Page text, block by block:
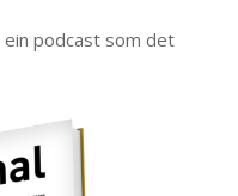
podcast som det